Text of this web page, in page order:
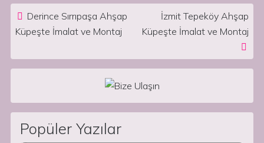
Post navigation
Derince Sırrıpaşa Ahşap
Küpeşte İmalat ve Montaj
İzmit Tepeköy Ahşap
Küpeşte İmalat ve Montaj
Popüler Yazılar